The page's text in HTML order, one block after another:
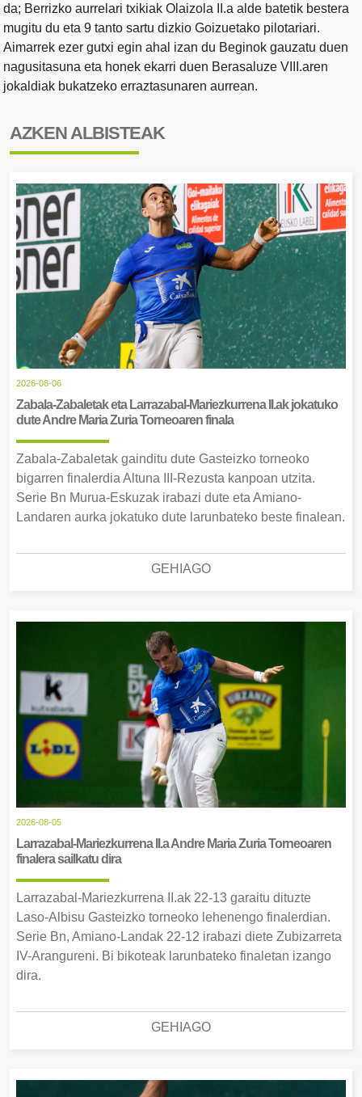
da; Berrizko aurrelari txikiak Olaizola II.a alde batetik bestera
mugitu du eta 9 tanto sartu dizkio Goizuetako pilotariari.
Aimarrek ezer gutxi egin ahal izan du Beginok gauzatu duen
nagusitasuna eta honek ekarri duen Berasaluze VIII.aren
jokaldiak bukatzeko erraztasunaren aurrean.
AZKEN ALBISTEAK
2026-08-06
Zabala-Zabaletak eta Larrazabal-Mariezkurrena II.ak jokatuko
dute Andre Maria Zuria Torneoaren finala
Zabala-Zabaletak gainditu dute Gasteizko torneoko
bigarren finalerdia Altuna III-Rezusta kanpoan utzita.
Serie Bn Murua-Eskuzak irabazi dute eta Amiano-
Landaren aurka jokatuko dute larunbateko beste finalean.
GEHIAGO
2026-08-05
Larrazabal-Mariezkurrena II.a Andre Maria Zuria Torneoaren
finalera sailkatu dira
Larrazabal-Mariezkurrena II.ak 22-13 garaitu dituzte
Laso-Albisu Gasteizko torneoko lehenengo finalerdian.
Serie Bn, Amiano-Landak 22-12 irabazi diete Zubizarreta
IV-Arangureni. Bi bikoteak larunbateko finaletan izango
dira.
GEHIAGO